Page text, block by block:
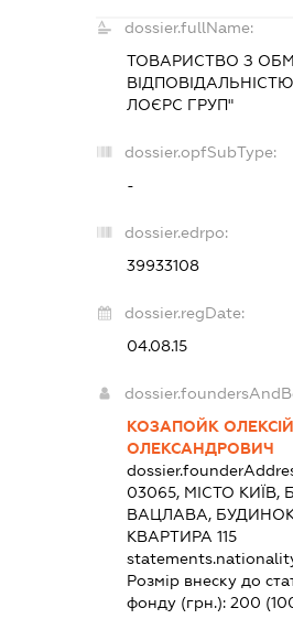
dossier.fullName:
ТОВАРИСТВО З
ЛОЄРС ГРУП"
dossier.opfSubType:
-
dossier.edrpo:
39933108
dossier.regDate:
04.08.15
КОЗАПОЙК ОЛЕКСІЙ
ОЛЕКСАНДРОВИЧ
03065, МІСТО КИЇВ,
ВАЦЛАВА, БУДИНОК
КВАРТИРА 115
Розмір внеску до
фонду (грн.):200